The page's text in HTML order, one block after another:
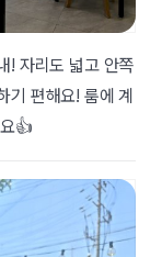
! 자리도 넓고 안쪽
기 편해요! 룸에 계
👍